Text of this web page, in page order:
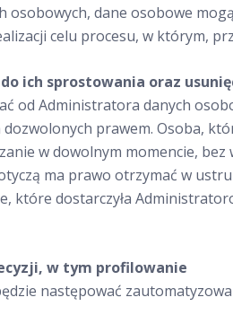
osobowych, dane osobowe
celu procesu, w którym,
ich sprostowania oraz
od Administratora danych
prawem. Osoba,
w dowolnym momencie,
ma prawo otrzymać w
które dostarczyła
w tym profilowanie
następować